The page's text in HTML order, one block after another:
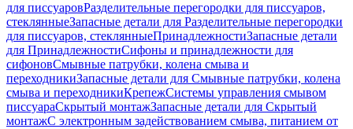
для писсуаровРазделительные перегородки для писсуаров,
стеклянныеЗапасные детали для Разделительные перегородки
для писсуаров, стеклянныеПринадлежностиЗапасные детали
для ПринадлежностиСифоны и принадлежности для
сифоновСмывные патрубки, колена смыва и
переходникиЗапасные детали для Смывные патрубки, колена
смыва и переходникиКрепежСистемы управления смывом
писсуараСкрытый монтажЗапасные детали для Скрытый
монтажС электронным задействованием смыва, питанием от